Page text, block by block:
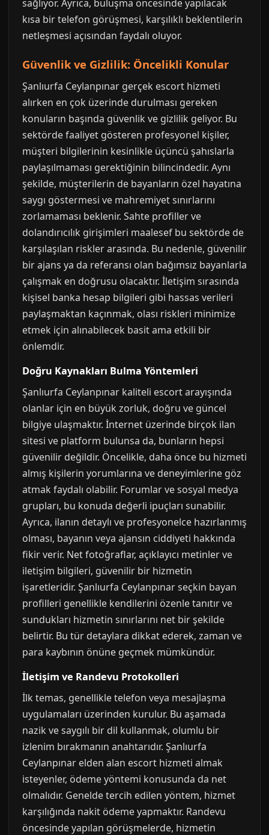
sağlıyor. Ayrıca, buluşma öncesinde yapılacak
kısa bir telefon görüşmesi, karşılıklı beklentilerin
netleşmesi açısından faydalı oluyor.
Güvenlik ve Gizlilik: Öncelikli Konular
Şanlıurfa Ceylanpınar gerçek escort hizmeti
alırken en çok üzerinde durulması gereken
konuların başında güvenlik ve gizlilik geliyor. Bu
sektörde faaliyet gösteren profesyonel kişiler,
müşteri bilgilerinin kesinlikle üçüncü şahıslarla
paylaşılmaması gerektiğinin bilincindedir. Aynı
şekilde, müşterilerin de bayanların özel hayatına
saygı göstermesi ve mahremiyet sınırlarını
zorlamaması beklenir. Sahte profiller ve
dolandırıcılık girişimleri maalesef bu sektörde de
karşılaşılan riskler arasında. Bu nedenle, güvenilir
bir ajans ya da referansı olan bağımsız bayanlarla
çalışmak en doğrusu olacaktır. İletişim sırasında
kişisel banka hesap bilgileri gibi hassas verileri
paylaşmaktan kaçınmak, olası riskleri minimize
etmek için alınabilecek basit ama etkili bir
önlemdir.
Doğru Kaynakları Bulma Yöntemleri
Şanlıurfa Ceylanpınar kaliteli escort arayışında
olanlar için en büyük zorluk, doğru ve güncel
bilgiye ulaşmaktır. İnternet üzerinde birçok ilan
sitesi ve platform bulunsa da, bunların hepsi
güvenilir değildir. Öncelikle, daha önce bu hizmeti
almış kişilerin yorumlarına ve deneyimlerine göz
atmak faydalı olabilir. Forumlar ve sosyal medya
grupları, bu konuda değerli ipuçları sunabilir.
Ayrıca, ilanın detaylı ve profesyonelce hazırlanmış
olması, bayanın veya ajansın ciddiyeti hakkında
fikir verir. Net fotoğraflar, açıklayıcı metinler ve
iletişim bilgileri, güvenilir bir hizmetin
işaretleridir. Şanlıurfa Ceylanpınar seçkin bayan
profilleri genellikle kendilerini özenle tanıtır ve
sundukları hizmetin sınırlarını net bir şekilde
belirtir. Bu tür detaylara dikkat ederek, zaman ve
para kaybının önüne geçmek mümkündür.
İletişim ve Randevu Protokolleri
İlk temas, genellikle telefon veya mesajlaşma
uygulamaları üzerinden kurulur. Bu aşamada
nazik ve saygılı bir dil kullanmak, olumlu bir
izlenim bırakmanın anahtarıdır. Şanlıurfa
Ceylanpınar elden alan escort hizmeti almak
isteyenler, ödeme yöntemi konusunda da net
olmalıdır. Genelde tercih edilen yöntem, hizmet
karşılığında nakit ödeme yapmaktır. Randevu
öncesinde yapılan görüşmelerde, hizmetin